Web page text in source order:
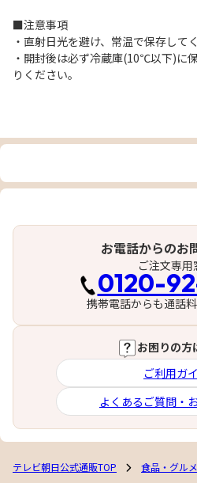
■注意事項
・直射日光を避け、常温で保存して
・開封後は必ず冷蔵庫(10℃以下)に
りください。
お電話からのお
ご注文専用
0120-
携帯電話からも通話
お困りの方
ご利用ガ
よくあるご質問・
テレビ朝日公式通販TOP 食品・グルメ